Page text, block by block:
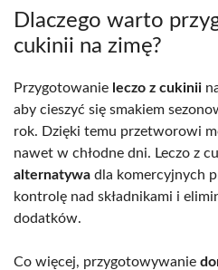
Dlaczego warto
cukinii na zimę?
Przygotowanie leczo z cukinii
aby cieszyć się smakiem
rok. Dzięki temu przetworowi
nawet w chłodne dni. Leczo z
alternatywa dla komercyjnych
kontrolę nad składnikami i
dodatków.
Co więcej, przygotowywanie